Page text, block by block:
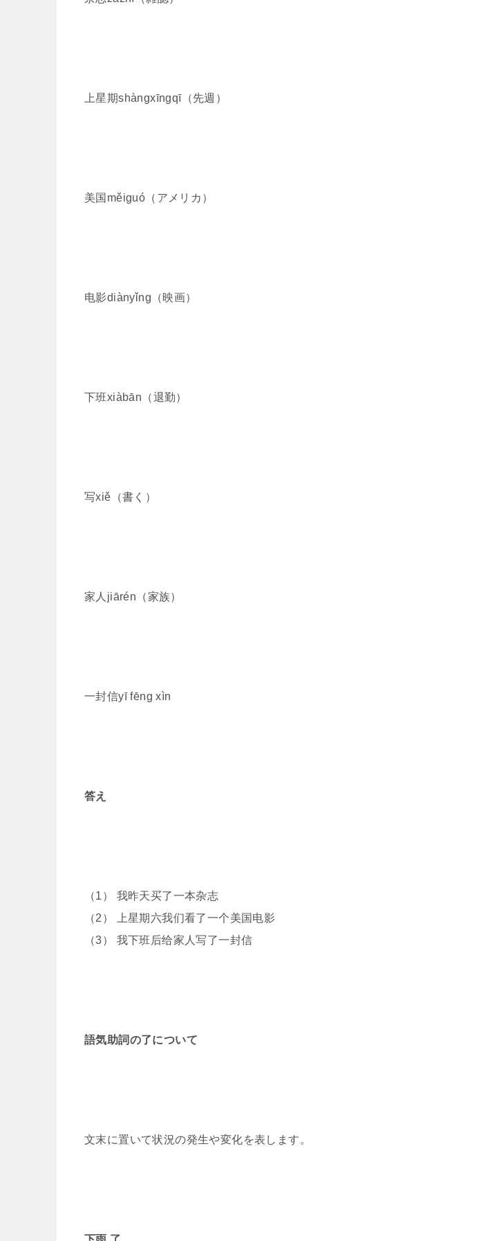
上星期shàngxīngqī（先週）
美国měiguó（アメリカ）
电影diànyǐng（映画）
下班xiàbān（退勤）
写xiě（書く）
家人jiārén（家族）
一封信yī fēng xìn
答え
（1） 我昨天买了一本杂志
（2） 上星期六我们看了一个美国电影
（3） 我下班后给家人写了一封信
語気助詞の了について
文末に置いて状況の発生や変化を表します。